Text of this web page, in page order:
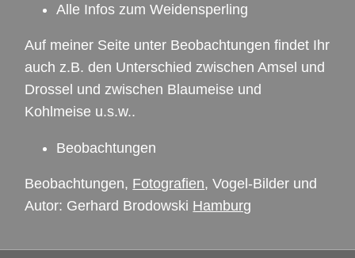
Alle Infos zum Weidensperling
Auf meiner Seite unter Beobachtungen findet Ihr
auch z.B. den Unterschied zwischen Amsel und
Drossel und zwischen Blaumeise und
Kohlmeise u.s.w..
Beobachtungen
Beobachtungen, Fotografien, Vogel-Bilder und
Autor: Gerhard Brodowski Hamburg